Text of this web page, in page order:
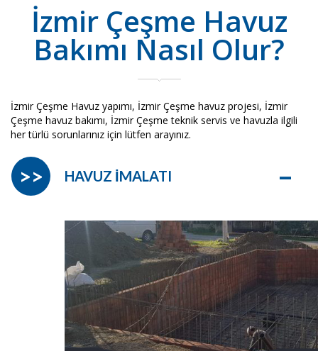
İzmir Çeşme Havuz
Bakımı Nasıl Olur?
İzmir Çeşme Havuz yapımı, İzmir Çeşme havuz projesi, İzmir
Çeşme havuz bakımı, İzmir Çeşme teknik servis ve havuzla ilgili
her türlü sorunlarınız için lütfen arayınız.
HAVUZ İMALATI –
>>